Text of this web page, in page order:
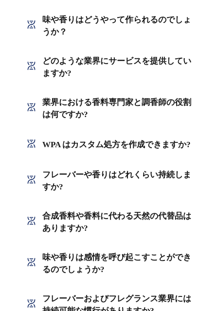
味や香りはどうやって作られるのでしょ
うか？
どのような業界にサービスを提供してい
ますか?
業界における香料専門家と調香師の役割
は何ですか?
WPA はカスタム処方を作成できますか?
フレーバーや香りはどれくらい持続しま
すか?
合成香料や香料に代わる天然の代替品は
ありますか?
味や香りは感情を呼び起こすことができ
るのでしょうか?
フレーバーおよびフレグランス業界には